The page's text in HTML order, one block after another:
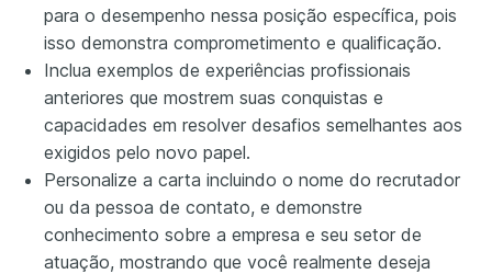
para o desempenho nessa posição específica, pois
isso demonstra comprometimento e qualificação.
Inclua exemplos de experiências profissionais
anteriores que mostrem suas conquistas e
capacidades em resolver desafios semelhantes aos
exigidos pelo novo papel.
Personalize a carta incluindo o nome do recrutador
ou da pessoa de contato, e demonstre
conhecimento sobre a empresa e seu setor de
atuação, mostrando que você realmente deseja